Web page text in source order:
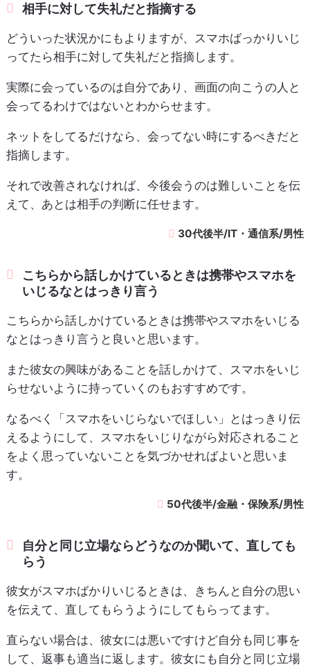
相手に対して失礼だと指摘する
どういった状況かにもよりますが、スマホばっかりいじ
ってたら相手に対して失礼だと指摘します。
実際に会っているのは自分であり、画面の向こうの人と
会ってるわけではないとわからせます。
ネットをしてるだけなら、会ってない時にするべきだと
指摘します。
それで改善されなければ、今後会うのは難しいことを伝
えて、あとは相手の判断に任せます。
30代後半/IT・通信系/男性
こちらから話しかけているときは携帯やスマホを
いじるなとはっきり言う
こちらから話しかけているときは携帯やスマホをいじる
なとはっきり言うと良いと思います。
また彼女の興味があることを話しかけて、スマホをいじ
らせないように持っていくのもおすすめです。
なるべく「スマホをいじらないでほしい」とはっきり伝
えるようにして、スマホをいじりながら対応されること
をよく思っていないことを気づかせればよいと思いま
す。
50代後半/金融・保険系/男性
自分と同じ立場ならどうなのか聞いて、直しても
らう
彼女がスマホばかりいじるときは、きちんと自分の思い
を伝えて、直してもらうようにしてもらってます。
直らない場合は、彼女には悪いですけど自分も同じ事を
して、返事も適当に返します。彼女にも自分と同じ立場